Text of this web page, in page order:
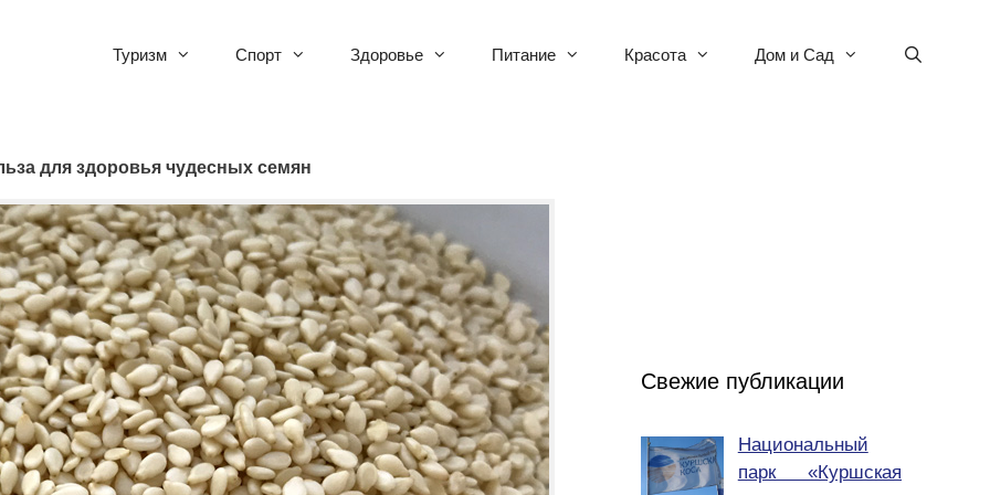
Туризм Спорт Здоровье Питание Красота Дом и Сад
для здоровья чудесных семян
Свежие публикации
Национальный
парк «Куршская